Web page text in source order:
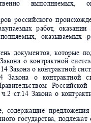
но выполняемых,
в российского происх
емых работ, оказании
олняемых оказываемых
документов, которые
Закона о контрактной сист
14 Закона о контрактной сис
Закона о контрактной
авительством Российской
ч.2 ст.14 Закона о контра
содержащие предложения
ного государства, подлежат